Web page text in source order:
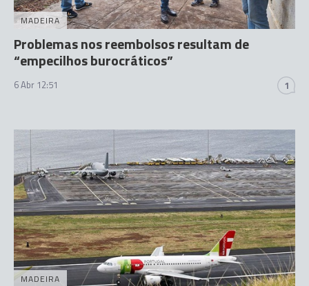
MADEIRA
Problemas nos reembolsos resultam de
“empecilhos burocráticos”
6 Abr 12:51 1
MADEIRA